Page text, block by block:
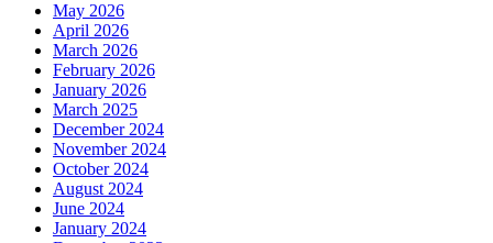
May 2026
April 2026
March 2026
February 2026
January 2026
March 2025
December 2024
November 2024
October 2024
August 2024
June 2024
January 2024